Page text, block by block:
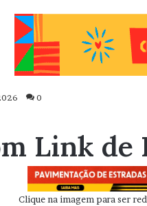
0
Link
Clique na imagem para ser